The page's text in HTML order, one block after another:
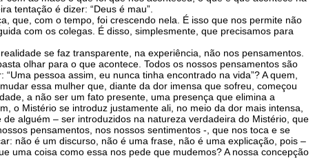
tentação é dizer: “Deus é mau”.
que, com o tempo, foi crescendo nela. É isso que nos permite não
com os colegas. É disso, simplesmente, que precisamos para
se faz transparente, na experiência, não nos pensamentos.
olhar para o que acontece. Todos os nossos pensamentos são
pessoa assim, eu nunca tinha encontrado na vida”? A quem,
essa mulher que, diante da dor imensa que sofreu, começou
a não ser um fato presente, uma presença que elimina a
o Mistério se introduz justamente ali, no meio da dor mais intensa,
alguém – ser introduzidos na natureza verdadeira do Mistério, que
pensamentos, nos nossos sentimentos -, que nos toca e se
não é um discurso, não é uma frase, não é uma explicação, pois –
uma coisa como essa nos pede que mudemos? A nossa concepção